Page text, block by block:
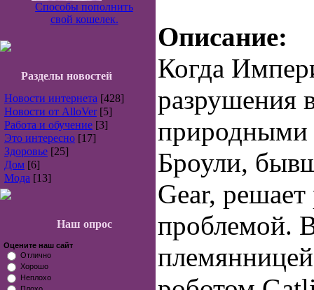
Способы пополнить
свой кошелек.
Разделы новостей
Новости интернета [428]
Новости от AlloVer [5]
Работа и обучение [3]
Это интересно [17]
Здоровье [25]
Дом [6]
Мода [13]
Наш опрос
Оцените наш сайт
Отлично
Хорошо
Неплохо
Описание:
Когда
разрушения
природными
Броули,
Gear, решает
проблемой.